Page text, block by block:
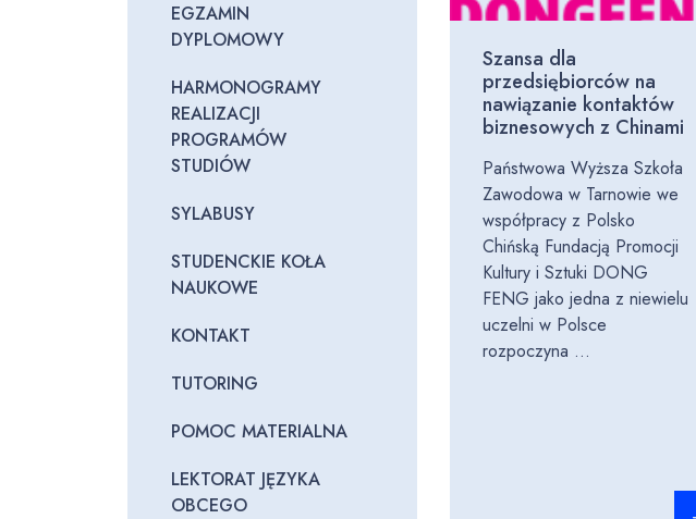
EGZAMIN
DYPLOMOWY
HARMONOGRAMY
REALIZACJI
PROGRAMÓW
STUDIÓW
SYLABUSY
STUDENCKIE KOŁA
NAUKOWE
KONTAKT
TUTORING
POMOC MATERIALNA
LEKTORAT JĘZYKA
OBCEGO
Szansa dla
przedsiębiorców na
nawiązanie kontaktów
biznesowych z Chinami
Państwowa Wyższa Szkoła
Zawodowa w Tarnowie we
współpracy z Polsko
Chińską Fundacją Promocji
Kultury i Sztuki DONG
FENG jako jedna z niewielu
uczelni w Polsce
rozpoczyna ...